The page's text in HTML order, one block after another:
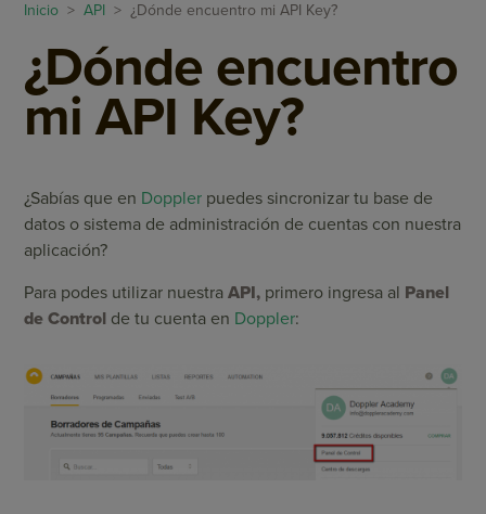
Inicio >API > ¿Dónde encuentro mi API Key?
¿Dónde encuentro
mi API Key?
¿Sabías que en Doppler puedes sincronizar tu base de
datos o sistema de administración de cuentas con nuestra
aplicación?
Para podes utilizar nuestraAPI, primero ingresa al Panel
de Control de tu cuenta en Doppler: